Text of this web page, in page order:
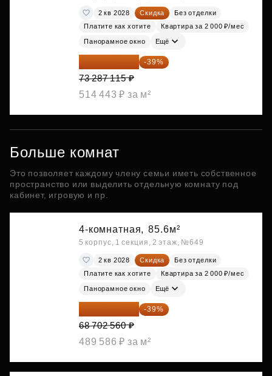
2 кв 2028 Скидка
Без отделки
Платите как хотите
Квартира за 2 000 ₽/мес
Панорамное окно Ещё
44 705 140 ₽ -39%
73 287 115 ₽
514 443 ₽ за м²
Больше комнат
Это позволяет каждому члену семьи иметь собственное
пространство или выделить отдельную комнату под
кабинет, игровую и пр.
4-комнатная, 85.6м²
5 корпус, 1 секция, 2 этаж, №649
2 кв 2028 Скидка
Без отделки
Платите как хотите
Квартира за 2 000 ₽/мес
Панорамное окно Ещё
41 908 562 ₽ -39%
68 702 560 ₽
489 586 ₽ за м²